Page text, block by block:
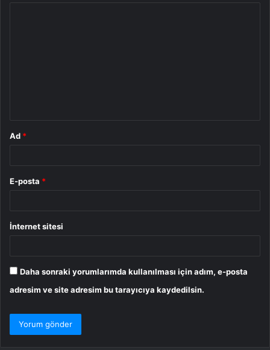
Ad *
E-posta *
İnternet sitesi
Daha sonraki yorumlarımda kullanılması için adım, e-posta
adresim ve site adresim bu tarayıcıya kaydedilsin.